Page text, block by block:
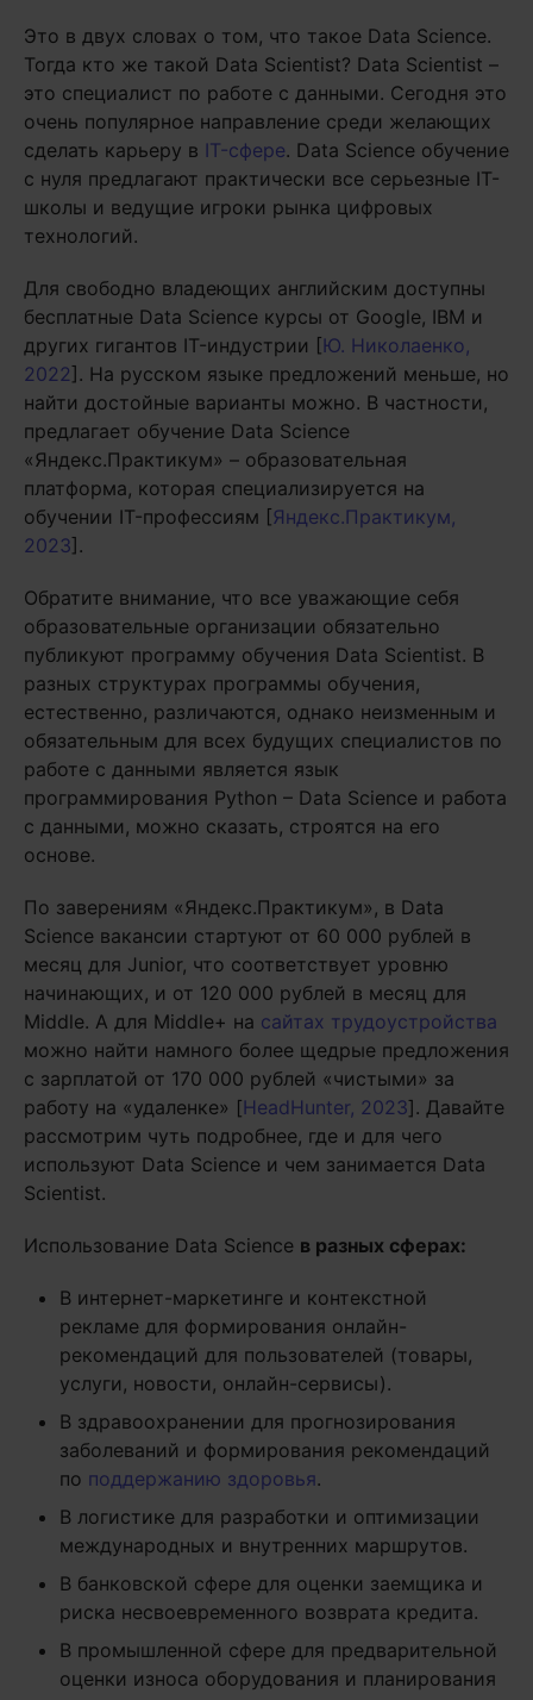
Это в двух словах о том, что такое Data Science.
Тогда кто же такой Data Scientist? Data Scientist –
это специалист по работе с данными. Сегодня это
очень популярное направление среди желающих
сделать карьеру в IT-сфере. Data Science обучение
с нуля предлагают практически все серьезные IT-
школы и ведущие игроки рынка цифровых
технологий.
Для свободно владеющих английским доступны
бесплатные Data Science курсы от Google, IBM и
других гигантов IT-индустрии [Ю. Николаенко,
2022]. На русском языке предложений меньше, но
найти достойные варианты можно. В частности,
предлагает обучение Data Science
«Яндекс.Практикум» – образовательная
платформа, которая специализируется на
обучении IT-профессиям [Яндекс.Практикум,
2023].
Обратите внимание, что все уважающие себя
образовательные организации обязательно
публикуют программу обучения Data Scientist. В
разных структурах программы обучения,
естественно, различаются, однако неизменным и
обязательным для всех будущих специалистов по
работе с данными является язык
программирования Python – Data Science и работа
с данными, можно сказать, строятся на его
основе.
По заверениям «Яндекс.Практикум», в Data
Science вакансии стартуют от 60 000 рублей в
месяц для Junior, что соответствует уровню
начинающих, и от 120 000 рублей в месяц для
Middle. А для Middle+ на сайтах трудоустройства
можно найти намного более щедрые предложения
с зарплатой от 170 000 рублей «чистыми» за
работу на «удаленке» [HeadHunter, 2023]. Давайте
рассмотрим чуть подробнее, где и для чего
используют Data Science и чем занимается Data
Scientist.
Использование Data Science в разных сферах:
В интернет-маркетинге и контекстной
рекламе для формирования онлайн-
рекомендаций для пользователей (товары,
услуги, новости, онлайн-сервисы).
В здравоохранении для прогнозирования
заболеваний и формирования рекомендаций
по поддержанию здоровья.
В логистике для разработки и оптимизации
международных и внутренних маршрутов.
В банковской сфере для оценки заемщика и
риска несвоевременного возврата кредита.
В промышленной сфере для предварительной
оценки износа оборудования и планирования